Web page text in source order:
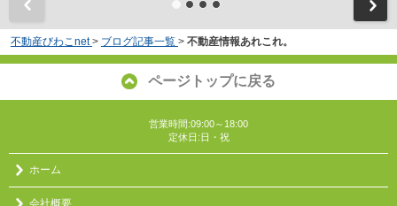
不動産びわこnet > ブログ記事一覧 > 不動産情報あれこれ。
ページトップに戻る
営業時間:09:00～18:00
定休日:日・祝
ホーム
会社概要